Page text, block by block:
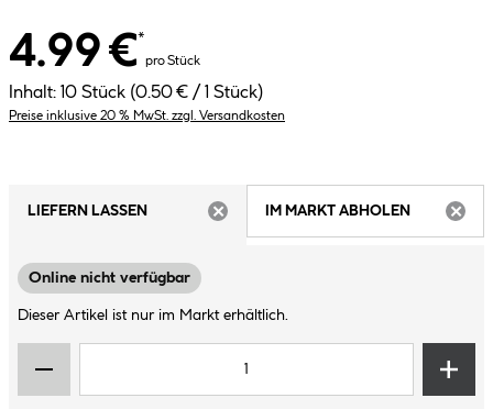
4.99 €*
pro Stück
Inhalt: 10 Stück (0.50 € / 1 Stück)
Preise inklusive 20 % MwSt. zzgl. Versandkosten
LIEFERN LASSEN
IM MARKT ABHOLEN
Online nicht verfügbar
Dieser Artikel ist nur im Markt erhältlich.